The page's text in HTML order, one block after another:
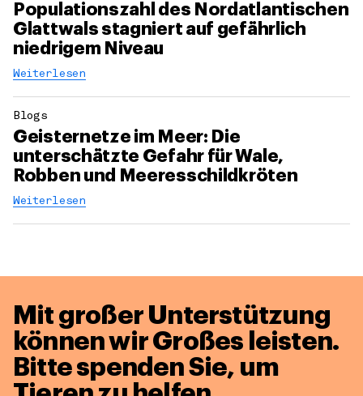
Populationszahl des Nordatlantischen
Glattwals stagniert auf gefährlich
niedrigem Niveau
Weiterlesen
Blogs
Geisternetze im Meer: Die
unterschätzte Gefahr für Wale,
Robben und Meeresschildkröten
Weiterlesen
Mit großer Unterstützung
können wir Großes leisten.
Bitte spenden Sie, um